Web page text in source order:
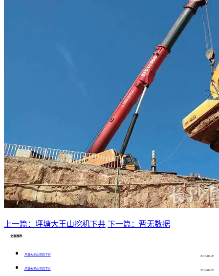
上一篇：坪塘大王山挖机下井 下一篇：暂无数据
文章推荐
坪塘大王山挖机下井
2018-08-20
坪塘大王山挖机下井
2018-08-20